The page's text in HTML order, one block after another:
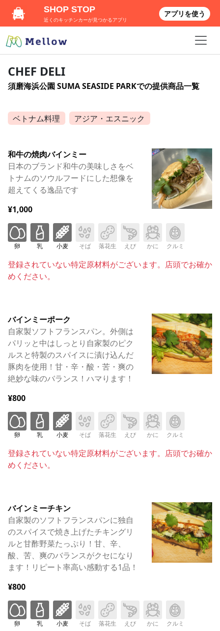
CHEF DELI
須磨海浜公園 SUMA SEASIDE PARKでの提供商品一覧
ベトナム料理 アジア・エスニック
和牛の焼肉バインミー
日本のブランド和牛の美味しさをベ
トナムのソウルフードにした想像を
超えてくる逸品です
¥1,000
卵 乳 小麦 そば 落花生 えび かに クルミ
登録されていない特定原材料がございます。店頭でお確か
めください。
バインミーポーク
自家製ソフトフランスパン。外側は
パリッと中はしっとり自家製のピク
ルスと特製のスパイスに漬け込んだ
豚肉を使用！甘・辛・酸・苦・爽の
絶妙な味のバランス！ハマります！
¥800
卵 乳 小麦 そば 落花生 えび かに クルミ
登録されていない特定原材料がございます。店頭でお確か
めください。
バインミーチキン
自家製のソフトフランスパンに独自
のスパイスで焼き上げたチキングリ
ルと甘酢野菜たっぷり！甘、辛、
酸、苦、爽のバランスがクセになり
ます！リピート率高い感動する1品！
¥800
卵 乳 小麦 そば 落花生 えび かに クルミ
SHOP STOP
近くのキッチンカーが見つかるアプリ
アプリを使う